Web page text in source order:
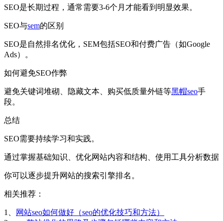
SEO是长期过程，通常需要3-6个月才能看到明显效果。
SEO与sem的区别
SEO是自然排名优化，SEM包括SEO和付费广告（如Google
Ads）。
如何避免SEO作弊
避免关键词堆砌、隐藏文本、购买低质量外链等黑帽seo手
段。
总结
SEO需要持续学习和实践。
通过掌握基础知识、优化网站内容和结构、使用工具分析数据
你可以逐步提升网站的搜索引擎排名。
相关推荐：
1、
网站seo如何做好（seo的优化技巧和方法）